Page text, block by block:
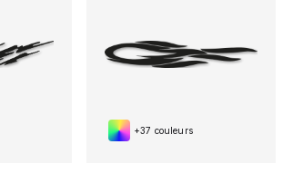
+37 couleurs